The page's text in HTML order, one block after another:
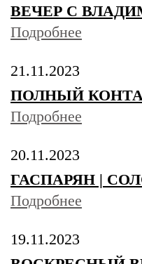
ВЕЧЕР С
Подробнее
21.11.2023
ПОЛНЫЙ
Подробнее
20.11.2023
ГАСПАРЯН |
Подробнее
19.11.2023